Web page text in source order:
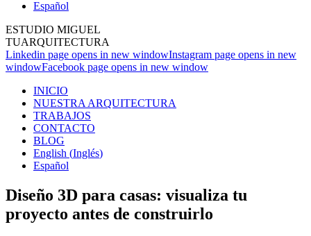
Español
ESTUDIO MIGUEL
TUARQUITECTURA
Linkedin page opens in new windowInstagram page opens in new
windowFacebook page opens in new window
INICIO
NUESTRA ARQUITECTURA
TRABAJOS
CONTACTO
BLOG
English (Inglés)
Español
Diseño 3D para casas: visualiza tu
proyecto antes de construirlo